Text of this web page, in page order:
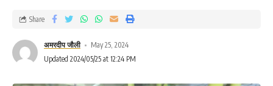
अमरदीप जौली
May 25, 2024
Updated 2024/05/25 at 12:24 PM
Share